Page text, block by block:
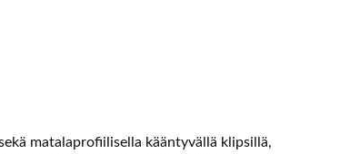
matalaprofiilisella kääntyvällä klipsillä,